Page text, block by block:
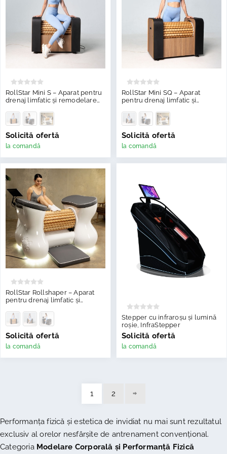
RollStar Mini S – Aparat pentru
drenaj limfatic și remodelare
Solicită ofertă
la comandă
RollStar Mini SQ – Aparat
pentru drenaj limfatic și
Solicită ofertă
la comandă
RollStar Rollshaper – Aparat
pentru drenaj limfatic și
Solicită ofertă
la comandă
Stepper cu infraroșu și lumină
roșie, InfraStepper
Solicită ofertă
la comandă
1 2
Performanța fizică și estetica de invidiat nu mai sunt rezultatul
exclusiv al orelor nesfârșite de antrenament convențional.
Categoria Modelare Corporală și Performanță Fizică